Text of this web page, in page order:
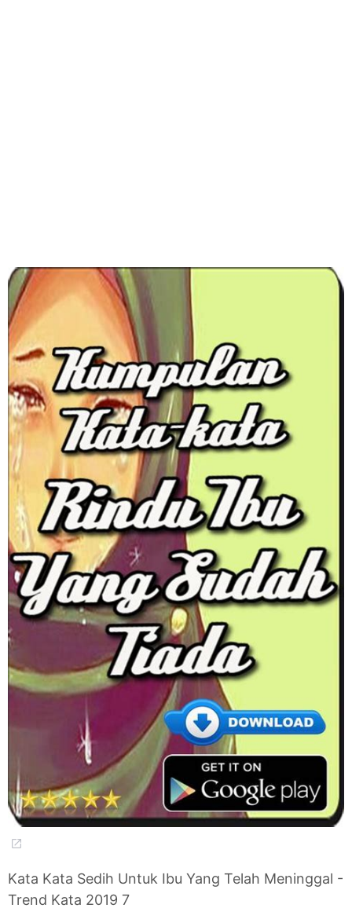
Kata Kata Sedih Untuk Ibu Yang Telah Meninggal -
Trend Kata 2019 7